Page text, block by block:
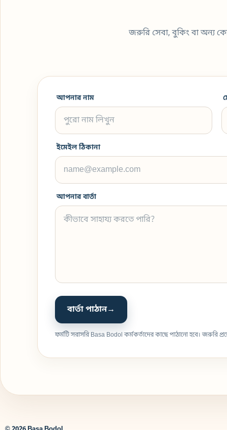
জরুরি সেবা, বুকিং বা অন্য
আপনার নাম
ইমেইল ঠিকানা
আপনার বার্তা
বার্তা পাঠান→
ফর্মটি সরাসরি Basa Bodol কর্মকর্তাদের কাছে পাঠানো হবে। জরুরি